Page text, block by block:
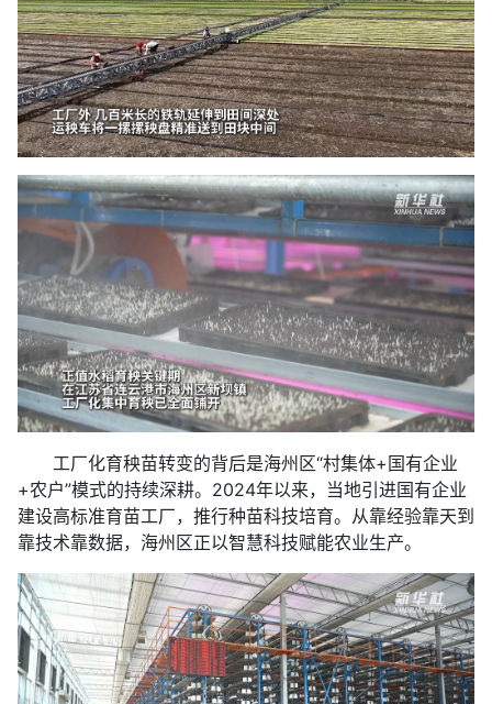
工厂化育秧苗转变的背后是海州区“村集体+国有企业
+农户”模式的持续深耕。2024年以来，当地引进国有企业
建设高标准育苗工厂，推行种苗科技培育。从靠经验靠天到
靠技术靠数据，海州区正以智慧科技赋能农业生产。